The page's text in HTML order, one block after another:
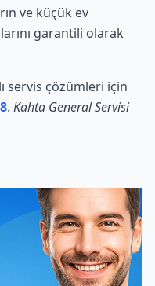
ve küçük ev
garantili olarak
servis çözümleri için
. Kahta General Servisi